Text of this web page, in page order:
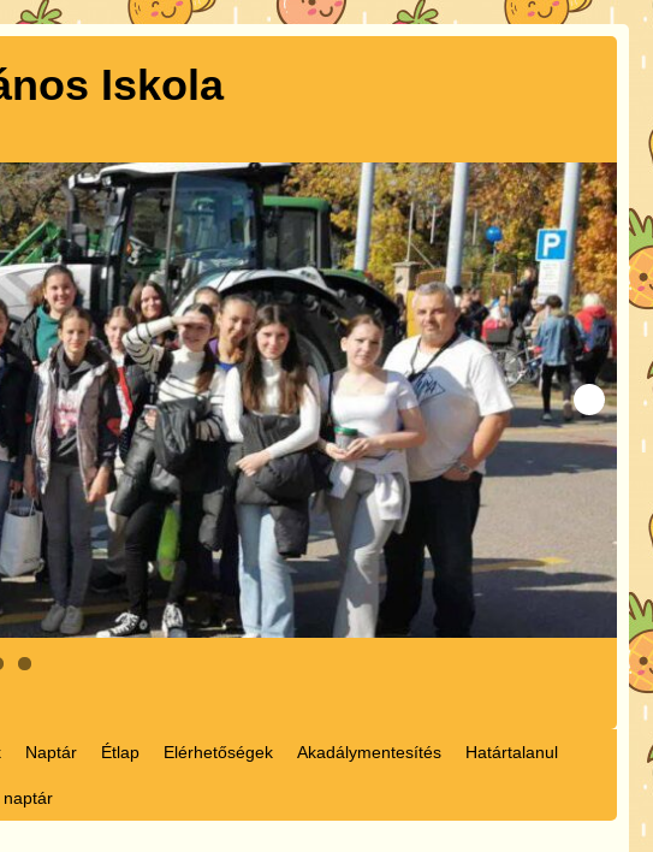
Iskola
4
Naptár Étlap Elérhetőségek Akadálymentesítés Határtalanul
naptár